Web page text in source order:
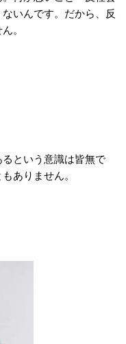
いんです。だから、反
。
という意識は皆無で
ありません。